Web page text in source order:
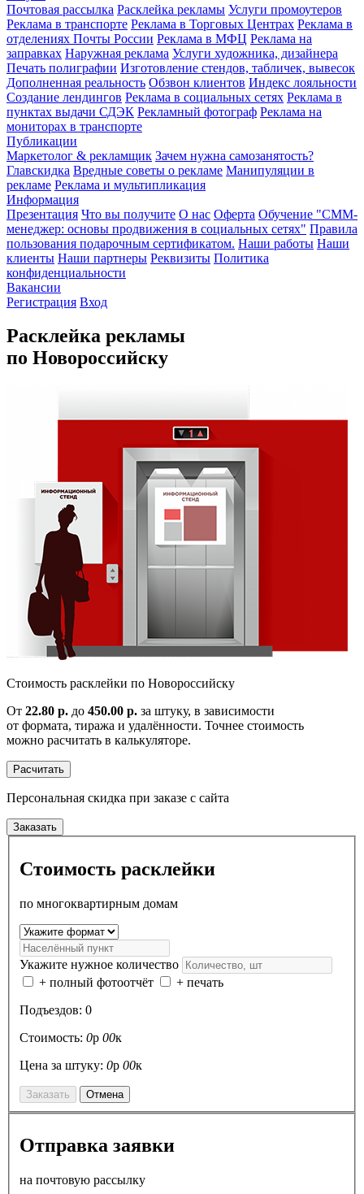
Почтовая рассылка Расклейка рекламы Услуги промоутеров
Реклама в транспорте Реклама в Торговых Центрах Реклама в
отделениях Почты России Реклама в МФЦ Реклама на
заправках Наружная реклама Услуги художника, дизайнера
Печать полиграфии Изготовление стендов, табличек, вывесок
Дополненная реальность Обзвон клиентов Индекс лояльности
Создание лендингов Реклама в социальных сетях Реклама в
пунктах выдачи СДЭК Рекламный фотограф Реклама на
мониторах в транспорте
Публикации
Маркетолог & рекламщик Зачем нужна самозанятость?
Главскидка Вредные советы о рекламе Манипуляции в
рекламе Реклама и мультипликация
Информация
Презентация Что вы получите О нас Оферта Обучение "СМM-
менеджер: основы продвижения в социальных сетях" Правила
пользования подарочным сертификатом. Наши работы Наши
клиенты Наши партнеры Реквизиты Политика
конфиденциальности
Вакансии
Регистрация Вход
Расклейка рекламы
по Новороссийску
Cтоимость расклейки по Новороссийску
От 22.80 р. до 450.00 р. за штуку, в зависимости
от формата, тиража и удалённости. Точнее стоимость
можно расчитать в калькуляторе.
Расчитать
Персональная скидка при заказе с сайта
Заказать
Стоимость расклейки
по многоквартирным домам
Укажите нужное количество
+ полный фотоотчёт
+ печать
Подъездов: 0
Стоимость: 0р 00к
Цена за штуку: 0р 00к
Заказать Отмена
Отправка заявки
на почтовую рассылку